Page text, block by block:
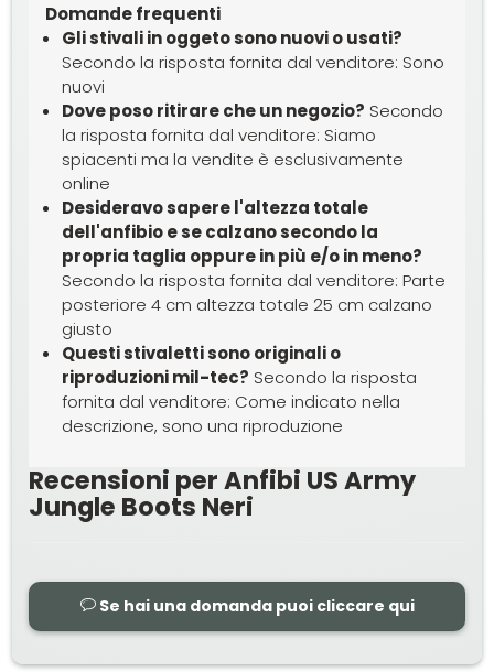
Domande frequenti
Gli stivali in oggeto sono nuovi o usati?
Secondo la risposta fornita dal venditore: Sono
nuovi
Dove poso ritirare che un negozio? Secondo
la risposta fornita dal venditore: Siamo
spiacenti ma la vendite è esclusivamente
online
Desideravo sapere l'altezza totale
dell'anfibio e se calzano secondo la
propria taglia oppure in più e/o in meno?
Secondo la risposta fornita dal venditore: Parte
posteriore 4 cm altezza totale 25 cm calzano
giusto
Questi stivaletti sono originali o
riproduzioni mil-tec? Secondo la risposta
fornita dal venditore: Come indicato nella
descrizione, sono una riproduzione
Recensioni per Anfibi US Army
Jungle Boots Neri
Se hai una domanda puoi cliccare qui